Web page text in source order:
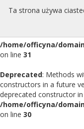
Deprecated: Methods
constructors in a future
constructor in
/home/officyna/
on line 31
Deprecated: Methods
constructors in a future
deprecated constructor in
/home/officyna/
on line 30
Ta strona używa